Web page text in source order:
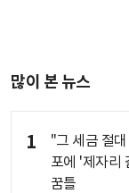
많이 본 뉴스
1
"그 세금 절
포에 '제자리
꿈틀